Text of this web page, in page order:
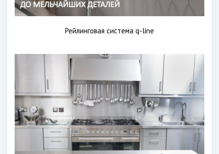
Рейлинговая система q-line